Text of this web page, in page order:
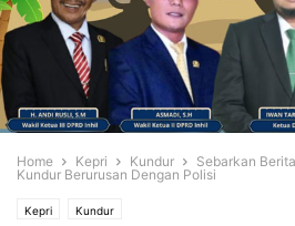
Home Kepri Kundur
Sebarkan
Kundur Berurusan Dengan Polisi
Kepri Kundur